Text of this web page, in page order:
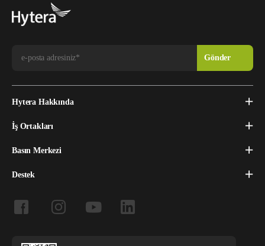
Hytera Hakkında
İş Ortakları
Basın Merkezi
Destek